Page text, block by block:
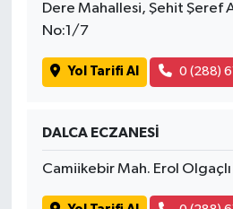
Dere Mahallesi, Şehit Şeref
No:1/7
Yol Tarifi Al 0 (288)
DALCA ECZANESİ
Camiikebir Mah. Erol